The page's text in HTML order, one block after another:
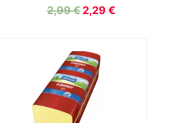
2,99€ 2,29 €